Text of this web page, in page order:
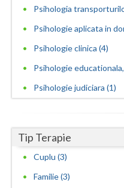
Psihologia
Psihologie aplicata in
Psihologie clinica (4)
Psihologie
Psihologie judiciara (1)
Psihoterapie sistemica
Tip Terapie
Cuplu (3)
Familie (3)